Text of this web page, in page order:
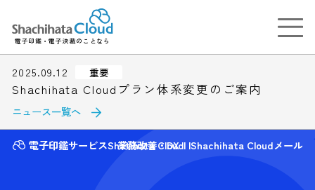
電子印鑑・電子決裁のことなら
2025.09.12 重要
Shachihata Cloudプラン体系変更のご案内
ニュース一覧へ
電子印鑑サービスShatihata Cloud
業務改善・DX Shachihata Cloudメール連